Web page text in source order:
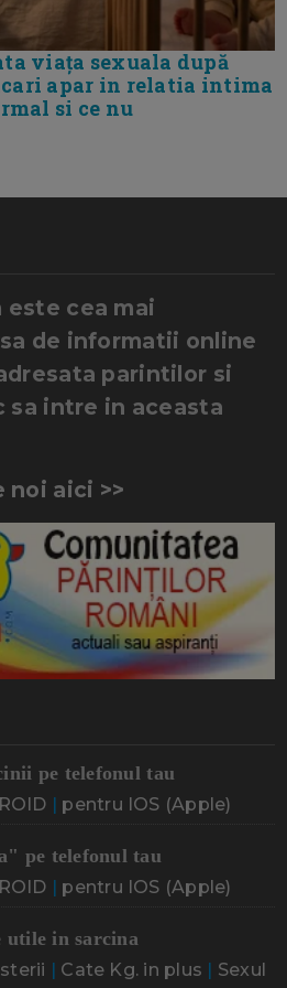
viața sexuala după
apar in relatia intima
si ce nu
cea mai
de informatii online
parintilor si
sa intre in aceasta
noi aici >>
pe telefonul tau
| pentru IOS (Apple)
pe telefonul tau
| pentru IOS (Apple)
utile in sarcina
| Cate Kg. in plus | Sexul